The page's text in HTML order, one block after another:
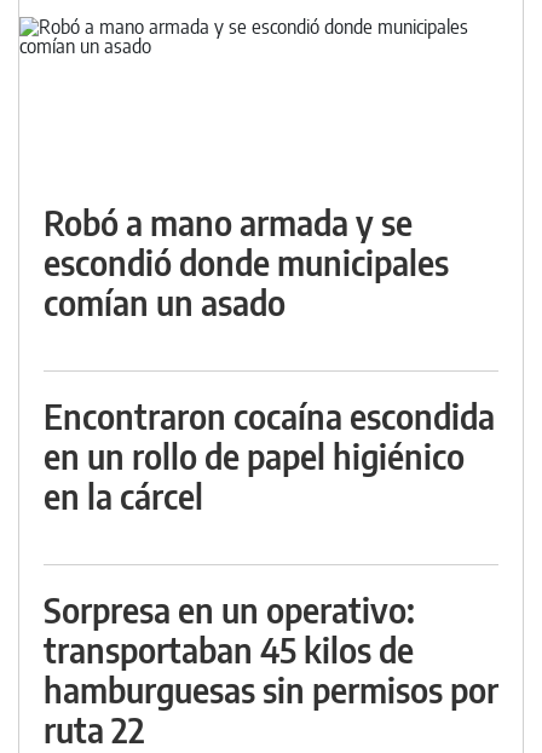
Robó a mano armada y se
escondió donde municipales
comían un asado
Encontraron cocaína escondida
en un rollo de papel higiénico
en la cárcel
Sorpresa en un operativo:
transportaban 45 kilos de
hamburguesas sin permisos por
ruta 22